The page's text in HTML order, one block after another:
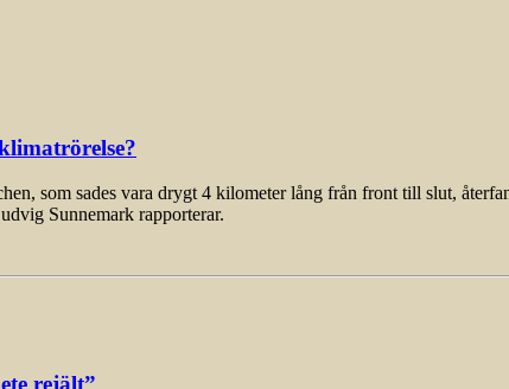
som sades vara drygt 4 kilometer lång från front till slut,
Sunnemark rapporterar.
rejält”